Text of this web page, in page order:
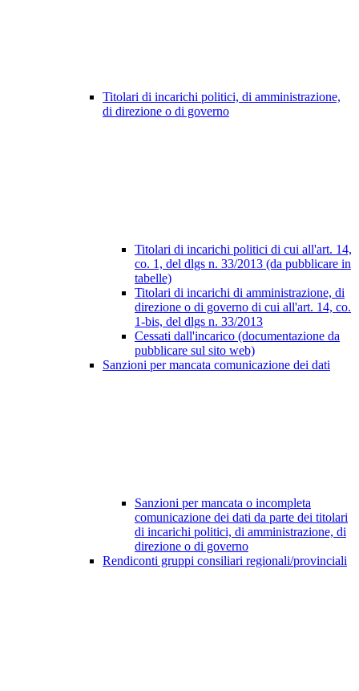
Titolari di incarichi politici, di amministrazione,
di direzione o di governo
Titolari di incarichi politici di cui all'art. 14,
co. 1, del dlgs n. 33/2013 (da pubblicare in
tabelle)
Titolari di incarichi di amministrazione, di
direzione o di governo di cui all'art. 14, co.
1-bis, del dlgs n. 33/2013
Cessati dall'incarico (documentazione da
pubblicare sul sito web)
Sanzioni per mancata comunicazione dei dati
Sanzioni per mancata o incompleta
comunicazione dei dati da parte dei titolari
di incarichi politici, di amministrazione, di
direzione o di governo
Rendiconti gruppi consiliari regionali/provinciali